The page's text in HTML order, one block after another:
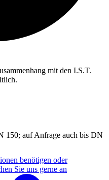
mit den I.S.T.
150; auf Anfrage auch bis DN
benötigen oder
Sie uns gerne an